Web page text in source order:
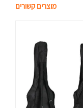
מוצרים קשורים